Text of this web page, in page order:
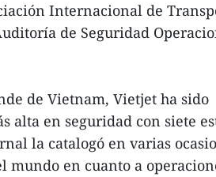
Internacional de
de Seguridad
de Vietnam, Vietjet ha sido
alta en seguridad con siete
la catalogó en varias
mundo en cuanto a